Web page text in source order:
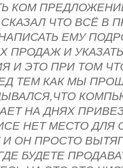
КОМ
ЧТО ВСЁ В
ЕМУ
ПРОДАЖ И
И ЭТО ПРИ ТОМ
ТЕМ КАК МЫ
НА ДНЯХ
НЕТ МЕСТО ДЛЯ
И ОН ПРОСТО
БУДЕТЕ